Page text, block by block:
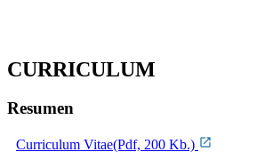
CURRICULUM
Resumen
Curriculum Vitae(Pdf, 200 Kb.)